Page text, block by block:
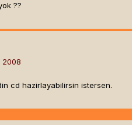
??
2008
cd hazirlayabilirsin istersen.